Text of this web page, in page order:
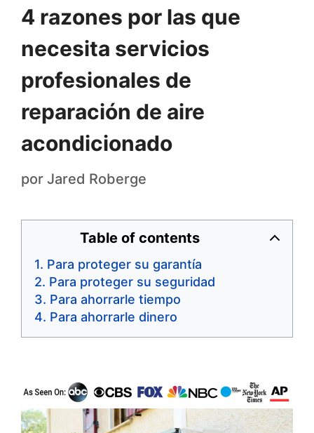
4 razones por las que
necesita servicios
profesionales de
reparación de aire
acondicionado
por Jared Roberge
Table of contents
Para proteger su garantía
Para proteger su seguridad
Para ahorrarle tiempo
Para ahorrarle dinero